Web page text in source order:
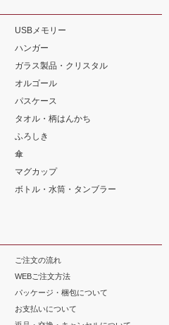
USBメモリー
ハンガー
ガラス製品・クリスタル
オルゴール
パスケース
タオル・柄はんかち
ふろしき
傘
マグカップ
ボトル・水筒・タンブラー
ご注文の流れ
WEBご注文方法
パッケージ・梱包について
お支払いについて